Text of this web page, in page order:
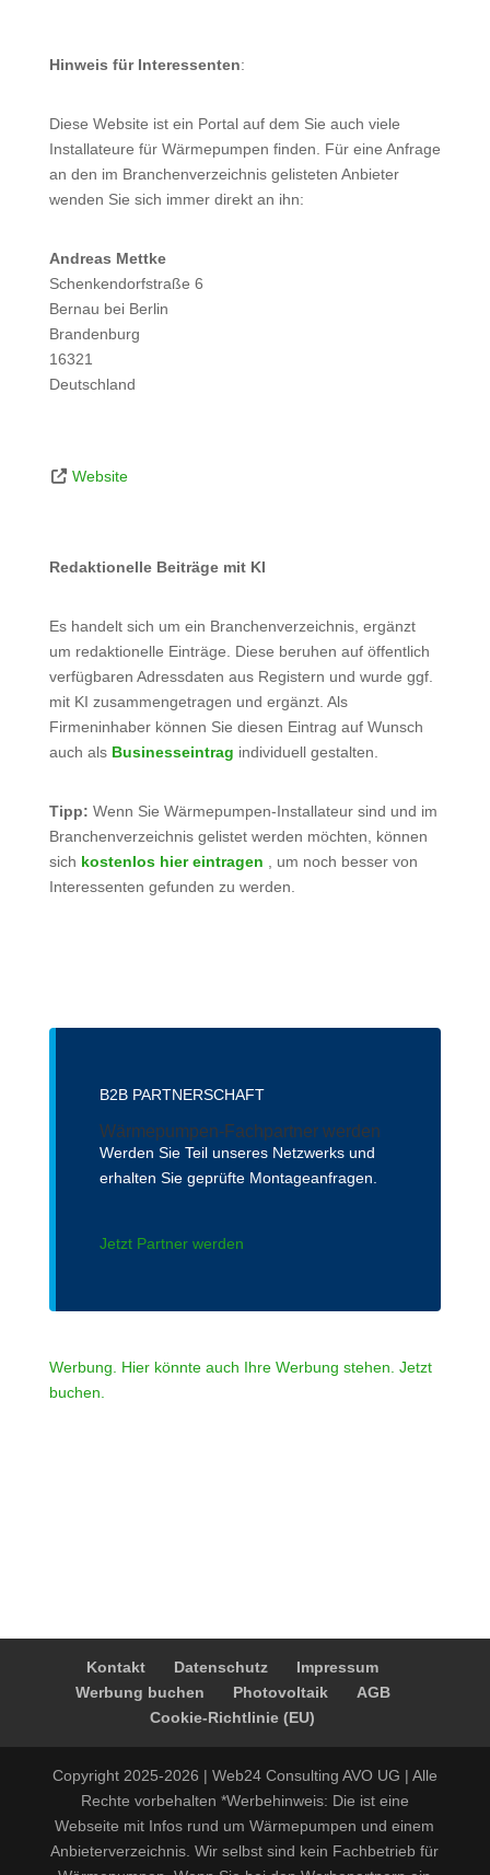
Hinweis für Interessenten:
Diese Website ist ein Portal auf dem Sie auch viele
Installateure für Wärmepumpen finden. Für eine Anfrage
an den im Branchenverzeichnis gelisteten Anbieter
wenden Sie sich immer direkt an ihn:
Andreas Mettke
Schenkendorfstraße 6
Bernau bei Berlin
Brandenburg
16321
Deutschland
Website
Redaktionelle Beiträge mit KI
Es handelt sich um ein Branchenverzeichnis, ergänzt
um redaktionelle Einträge. Diese beruhen auf öffentlich
verfügbaren Adressdaten aus Registern und wurde ggf.
mit KI zusammengetragen und ergänzt. Als
Firmeninhaber können Sie diesen Eintrag auf Wunsch
auch als Businesseintrag individuell gestalten.
Tipp: Wenn Sie Wärmepumpen-Installateur sind und im
Branchenverzeichnis gelistet werden möchten, können
sich kostenlos hier eintragen , um noch besser von
Interessenten gefunden zu werden.
B2B PARTNERSCHAFT
Wärmepumpen-Fachpartner werden
Werden Sie Teil unseres Netzwerks und
erhalten Sie geprüfte Montageanfragen.
Jetzt Partner werden
Werbung. Hier könnte auch Ihre Werbung stehen. Jetzt
buchen.
Kontakt Datenschutz
Impressum
Werbung buchen
Photovoltaik
AGB
Cookie-Richtlinie (EU)
Copyright 2025-2026 | Web24 Consulting AVO UG | Alle
Rechte vorbehalten *Werbehinweis: Die ist eine
Webseite mit Infos rund um Wärmepumpen und einem
Anbieterverzeichnis. Wir selbst sind kein Fachbetrieb für